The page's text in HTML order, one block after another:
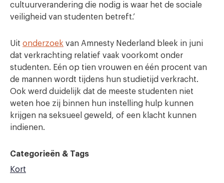
cultuurverandering die nodig is waar het de sociale
veiligheid van studenten betreft.’
Uit onderzoek van Amnesty Nederland bleek in juni
dat verkrachting relatief vaak voorkomt onder
studenten. Eén op tien vrouwen en één procent van
de mannen wordt tijdens hun studietijd verkracht.
Ook werd duidelijk dat de meeste studenten niet
weten hoe zij binnen hun instelling hulp kunnen
krijgen na seksueel geweld, of een klacht kunnen
indienen.
Categorieën & Tags
Kort